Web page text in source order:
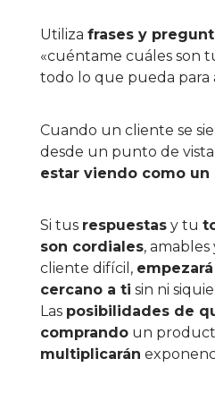
Utiliza frases y
«cuéntame cuáles son
todo lo que pueda para
Cuando un cliente se
desde un punto de
estar viendo como un
Si tus respuestas y tu
son cordiales, amables
cliente difícil,
cercano a ti sin ni
Las posibilidades de
comprando un
multiplicarán